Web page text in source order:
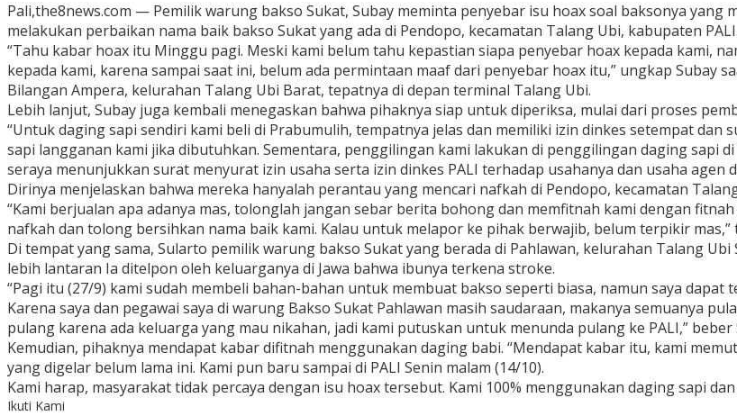
Pali,the8news.com — Pemilik warung bakso Sukat, Subay meminta penyebar isu hoax soal baksonya
melakukan perbaikan nama baik bakso Sukat yang ada di Pendopo, kecamatan Talang Ubi, kabupaten PALI.
“Tahu kabar hoax itu Minggu pagi. Meski kami belum tahu kepastian siapa penyebar hoax kepada kami,
kepada kami, karena sampai saat ini, belum ada permintaan maaf dari penyebar hoax itu,” ungkap Subay
Bilangan Ampera, kelurahan Talang Ubi Barat, tepatnya di depan terminal Talang Ubi.
Lebih lanjut, Subay juga kembali menegaskan bahwa pihaknya siap untuk diperiksa, mulai dari proses
“Untuk daging sapi sendiri kami beli di Prabumulih, tempatnya jelas dan memiliki izin dinkes setempat dan
sapi langganan kami jika dibutuhkan. Sementara, penggilingan kami lakukan di penggilingan daging sapi
seraya menunjukkan surat menyurat izin usaha serta izin dinkes PALI terhadap usahanya dan usaha agen
Dirinya menjelaskan bahwa mereka hanyalah perantau yang mencari nafkah di Pendopo, kecamatan
“Kami berjualan apa adanya mas, tolonglah jangan sebar berita bohong dan memfitnah kami dengan
nafkah dan tolong bersihkan nama baik kami. Kalau untuk melapor ke pihak berwajib, belum terpikir mas,”
Di tempat yang sama, Sularto pemilik warung bakso Sukat yang berada di Pahlawan, kelurahan Talang
lebih lantaran Ia ditelpon oleh keluarganya di Jawa bahwa ibunya terkena stroke.
“Pagi itu (27/9) kami sudah membeli bahan-bahan untuk membuat bakso seperti biasa, namun saya dapat
Karena saya dan pegawai saya di warung Bakso Sukat Pahlawan masih saudaraan, makanya semuanya
pulang karena ada keluarga yang mau nikahan, jadi kami putuskan untuk menunda pulang ke PALI,” beber
Kemudian, pihaknya mendapat kabar difitnah menggunakan daging babi. “Mendapat kabar itu, kami
yang digelar belum lama ini. Kami pun baru sampai di PALI Senin malam (14/10).
Kami harap, masyarakat tidak percaya dengan isu hoax tersebut. Kami 100% menggunakan daging sapi
Ikuti Kami